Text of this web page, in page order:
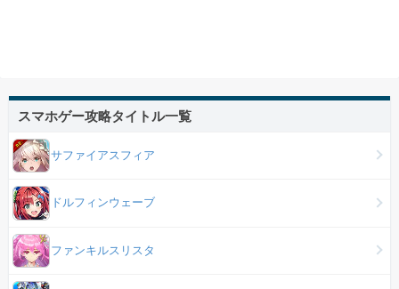
スマホゲー攻略タイトル一覧
サファイアスフィア
ドルフィンウェーブ
ファンキルスリスタ